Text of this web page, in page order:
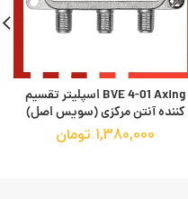
BVE 4-01 Axing اسپلیتر تقسیم
کننده آنتن مرکزی (سویس اصل)
1,380,000 تومان